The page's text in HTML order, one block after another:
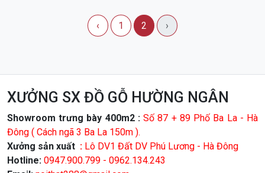
‹ 1 2 ›
XƯỞNG SX ĐỒ GỖ HƯỜNG NGÂN
Showroom trưng bày 400m2 : Số 87 + 89 Phố Ba La - Hà
Đông ( Cách ngã 3 Ba La 150m ).
Xưởng sản xuất : Lô DV1 Đất DV Phú Lương - Hà Đông
Hotline: 0947.900.799 - 0962.134.243